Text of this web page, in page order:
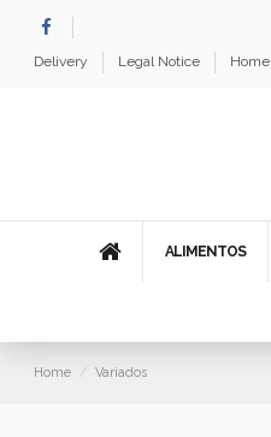
Delivery Legal Notice Home
ALIMENTOS
Home Variados